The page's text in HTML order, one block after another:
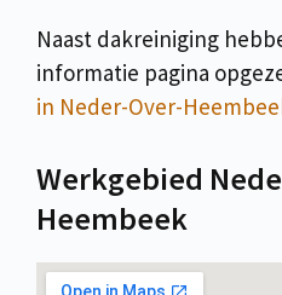
Naast dakreiniging
informatie pagina
in Neder-Over-
Werkgebied
Heembeek